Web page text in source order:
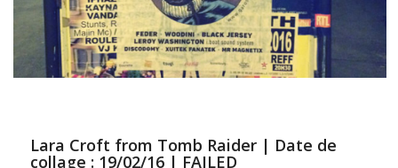
Lara Croft from Tomb Raider | Date de
collage : 19/02/16 | FAILED